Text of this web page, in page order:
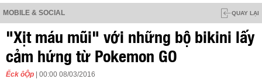
MOBILE & SOCIAL QUAY LẠI
"Xịt máu mũi" với những bộ bikini lấy
cảm hứng từ Pokemon GO
Ếck ôỘp | 00:00 08/03/2016